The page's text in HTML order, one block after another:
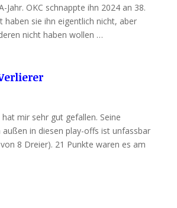
Jahr. OKC schnappte ihn 2024 an 38.
haben sie ihn eigentlich nicht, aber
nicht haben wollen …
hat mir sehr gut gefallen. Seine
in diesen play-offs ist unfassbar
8 Dreier). 21 Punkte waren es am